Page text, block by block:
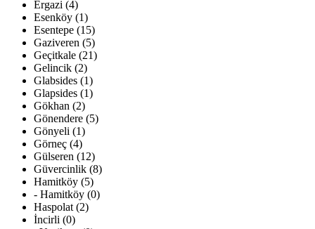
Ergazi (4)
Esenköy (1)
Esentepe (15)
Gaziveren (5)
Geçitkale (21)
Gelincik (2)
Glabsides (1)
Glapsides (1)
Gökhan (2)
Gönendere (5)
Gönyeli (1)
Görneç (4)
Gülseren (12)
Güvercinlik (8)
Hamitköy (5)
- Hamitköy (0)
Haspolat (2)
İncirli (0)